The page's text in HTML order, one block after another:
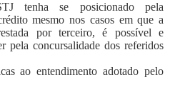
tenha se posicionado pela
mesmo nos casos em que a
por terceiro, é possível e
pela concursalidade dos referidos
ao entendimento adotado pelo